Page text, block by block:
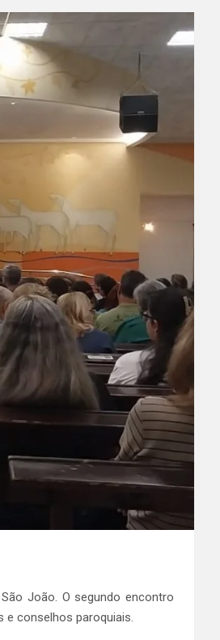
João. O segundo encontro
e conselhos paroquiais.